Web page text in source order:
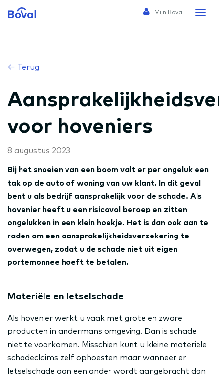
Toggle
Mijn Boval
← Terug
voor hoveniers
8 augustus 2023
Bij het snoeien van een boom valt er per ongeluk een
tak op de auto of woning van uw klant. In dit geval
bent u als bedrijf aansprakelijk voor de schade. Als
hovenier heeft u een risicovol beroep en zitten
ongelukken in een klein hoekje. Het is dan ook aan te
raden om een aansprakelijkheidsverzekering te
overwegen, zodat u de schade niet uit eigen
portemonnee hoeft te betalen.
Materiële en letselschade
Als hovenier werkt u vaak met grote en zware
producten in andermans omgeving. Dan is schade
niet te voorkomen. Misschien kunt u kleine materiële
schadeclaims zelf ophoesten maar wanneer er
letselschade aan een ander wordt aangebracht dan